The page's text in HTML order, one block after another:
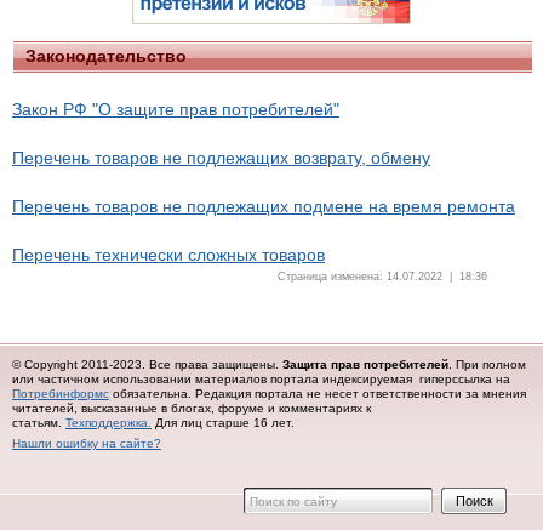
Законодательство
Закон РФ "О защите прав потребителей"
Перечень товаров не подлежащих возврату, обмену
Перечень товаров не подлежащих подмене на время ремонта
Перечень технически сложных товаров
Страница изменена: 14.07.2022 | 18:36
© Copyright 2011-2023. Все права защищены. Защита прав потребителей . При полном
или частичном использовании материалов портала индексируемая гиперссылка на
Потребинформс обязательна. Редакция портала не несет ответственности за мнения
читателей, высказанные в блогах, форуме и комментариях к
статьям. Техподдержка.
Для лиц старше 16 лет.
Нашли ошибку на сайте?